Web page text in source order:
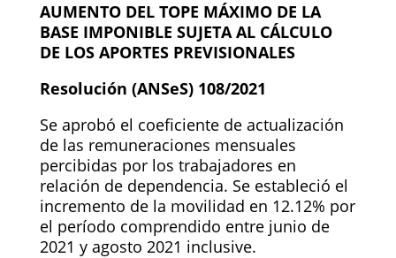
AUMENTO DEL TOPE MÁXIMO DE LA
BASE IMPONIBLE SUJETA AL CÁLCULO
DE LOS APORTES PREVISIONALES
Resolución (ANSeS) 108/2021
Se aprobó el coeficiente de actualización
de las remuneraciones mensuales
percibidas por los trabajadores en
relación de dependencia. Se estableció el
incremento de la movilidad en 12.12% por
el período comprendido entre junio de
2021 y agosto 2021 inclusive.